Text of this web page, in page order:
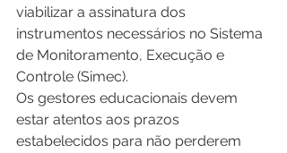
viabilizar a assinatura dos
instrumentos necessários no Sistema
de Monitoramento, Execução e
Controle (Simec).
Os gestores educacionais devem
estar atentos aos prazos
estabelecidos para não perderem